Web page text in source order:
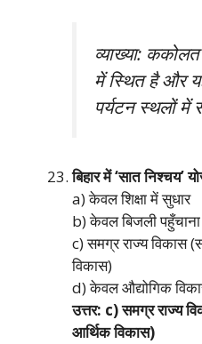
व्याख्या:
में स्थित है और
पर्यटन स्थलों
बिहार में ‘सात निश्चय’
a) केवल शिक्षा में सुधार
b) केवल बिजली पहुँचाना
c) समग्र राज्य विकास
विकास)
d) केवल औद्योगिक
उत्तर: c) समग्र राज्य
आर्थिक विकास)